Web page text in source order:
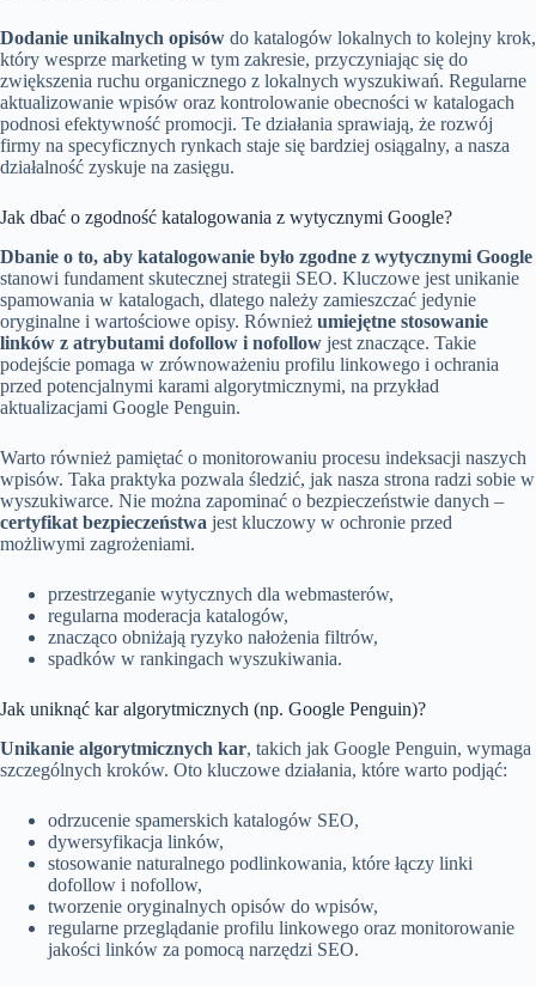
Dodanie unikalnych opisów do katalogów lokalnych to kolejny krok,
który wesprze marketing w tym zakresie, przyczyniając się do
zwiększenia ruchu organicznego z lokalnych wyszukiwań. Regularne
aktualizowanie wpisów oraz kontrolowanie obecności w katalogach
podnosi efektywność promocji. Te działania sprawiają, że rozwój
firmy na specyficznych rynkach staje się bardziej osiągalny, a nasza
działalność zyskuje na zasięgu.
Jak dbać o zgodność katalogowania z wytycznymi Google?
Dbanie o to, aby katalogowanie było zgodne z wytycznymi Google
stanowi fundament skutecznej strategii SEO. Kluczowe jest unikanie
spamowania w katalogach, dlatego należy zamieszczać jedynie
oryginalne i wartościowe opisy. Również umiejętne stosowanie
linków z atrybutami dofollow i nofollow jest znaczące. Takie
podejście pomaga w zrównoważeniu profilu linkowego i ochrania
przed potencjalnymi karami algorytmicznymi, na przykład
aktualizacjami Google Penguin.
Warto również pamiętać o monitorowaniu procesu indeksacji naszych
wpisów. Taka praktyka pozwala śledzić, jak nasza strona radzi sobie w
wyszukiwarce. Nie można zapominać o bezpieczeństwie danych –
certyfikat bezpieczeństwa jest kluczowy w ochronie przed
możliwymi zagrożeniami.
przestrzeganie wytycznych dla webmasterów,
regularna moderacja katalogów,
znacząco obniżają ryzyko nałożenia filtrów,
spadków w rankingach wyszukiwania.
Jak uniknąć kar algorytmicznych (np. Google Penguin)?
Unikanie algorytmicznych kar, takich jak Google Penguin, wymaga
szczególnych kroków. Oto kluczowe działania, które warto podjąć:
odrzucenie spamerskich katalogów SEO,
dywersyfikacja linków,
stosowanie naturalnego podlinkowania, które łączy linki
dofollow i nofollow,
tworzenie oryginalnych opisów do wpisów,
regularne przeglądanie profilu linkowego oraz monitorowanie
jakości linków za pomocą narzędzi SEO.